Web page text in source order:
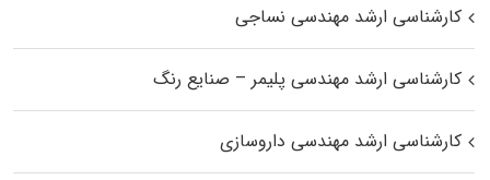
کارشناسی ارشد مهندسی نساجی
کارشناسی ارشد مهندسی پلیمر – صنایع رنگ
کارشناسی ارشد مهندسی داروسازی